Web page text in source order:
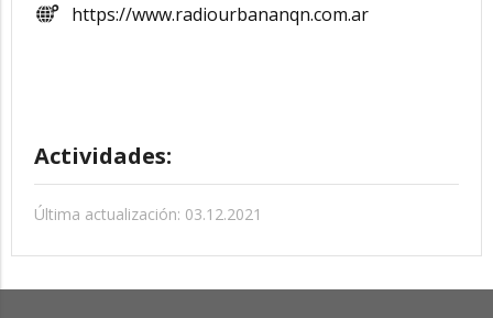
https://www.radiourbananqn.com.ar
Actividades:
Última actualización: 03.12.2021